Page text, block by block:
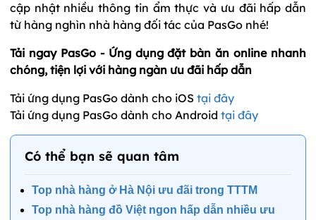
cập nhật nhiều thông tin ẩm thực và ưu đãi hấp dẫn
từ hàng nghìn nhà hàng đối tác của PasGo nhé!
Tải ngay PasGo - Ứng dụng đặt bàn ăn online nhanh
chóng, tiện lợi với hàng ngàn ưu đãi hấp dẫn
Tải ứng dụng PasGo dành cho iOS tại đây
Tải ứng dụng PasGo dành cho Android tại đây
Có thể bạn sẽ quan tâm
Top nhà hàng ở Hà Nội ưu đãi trong TTTM
Top nhà hàng đồ Việt ngon hấp dẫn nhiều ưu